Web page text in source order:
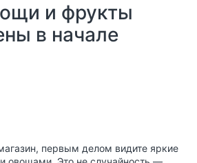
и фрукты
в начале
первым делом видите яркие